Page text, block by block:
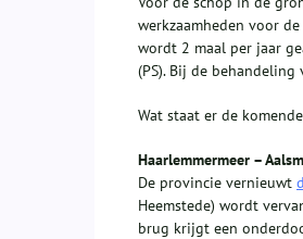
werkzaamheden voor
wordt 2 maal per jaar
(PS). Bij de
Wat staat er de
Haarlemmermeer –
De provincie vernieuwt
Heemstede) wordt
brug krijgt een